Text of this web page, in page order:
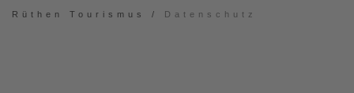
Rüthen Tourismus / Datenschutz